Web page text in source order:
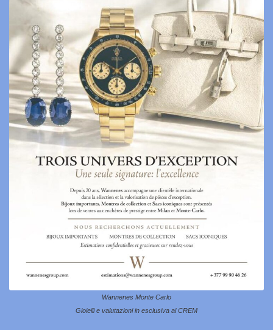
Wannenes Monte Carlo
Gioielli e valutazioni in esclusiva al CREM